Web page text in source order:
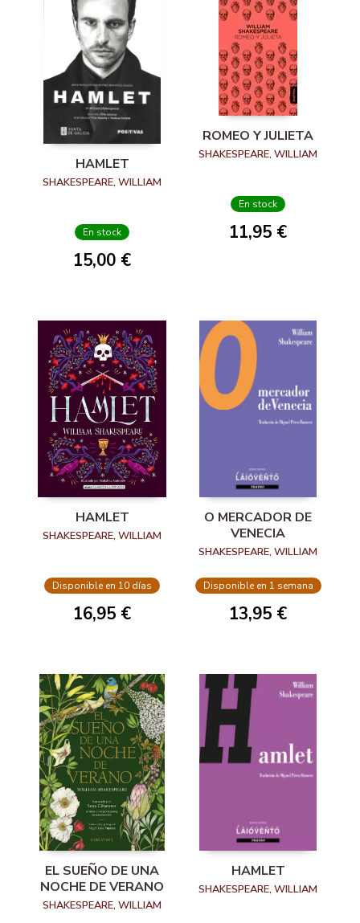
HAMLET
SHAKESPEARE, WILLIAM
En stock
15,00 €
ROMEO Y JULIETA
SHAKESPEARE, WILLIAM
En stock
11,95 €
HAMLET
SHAKESPEARE, WILLIAM
Disponible en 10 días
16,95 €
O MERCADOR DE
VENECIA
SHAKESPEARE, WILLIAM
Disponible en 1 semana
13,95 €
EL SUEÑO DE UNA
NOCHE DE VERANO
SHAKESPEARE, WILLIAM
HAMLET
SHAKESPEARE, WILLIAM